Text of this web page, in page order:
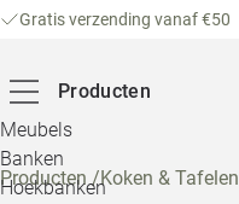
Gratis verzending vanaf €50
Producten
Meubels
Banken
Hoekbanken
Producten/Koken & Tafelen